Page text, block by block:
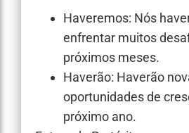
Haveremos: Nós
enfrentar muitos
próximos meses.
Haverão: Haverão
oportunidades de
próximo ano.